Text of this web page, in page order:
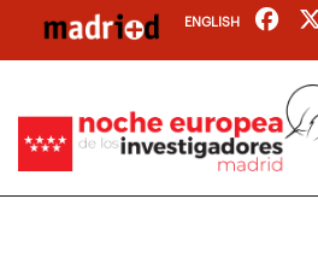
contenido
ENGLISH